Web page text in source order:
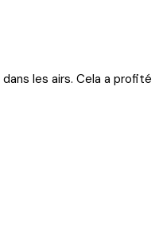
les airs. Cela a profité